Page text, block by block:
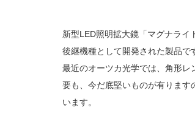
新型LED照明拡大鏡「マグナラ
後継機種として開発された製品で
最近のオーツカ光学では、角形
要も、今だ底堅いものが有りま
います。